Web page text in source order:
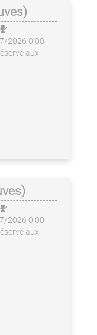
2026 0:00
aux
2026 0:00
aux